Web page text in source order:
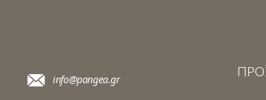
info@pangea.gr